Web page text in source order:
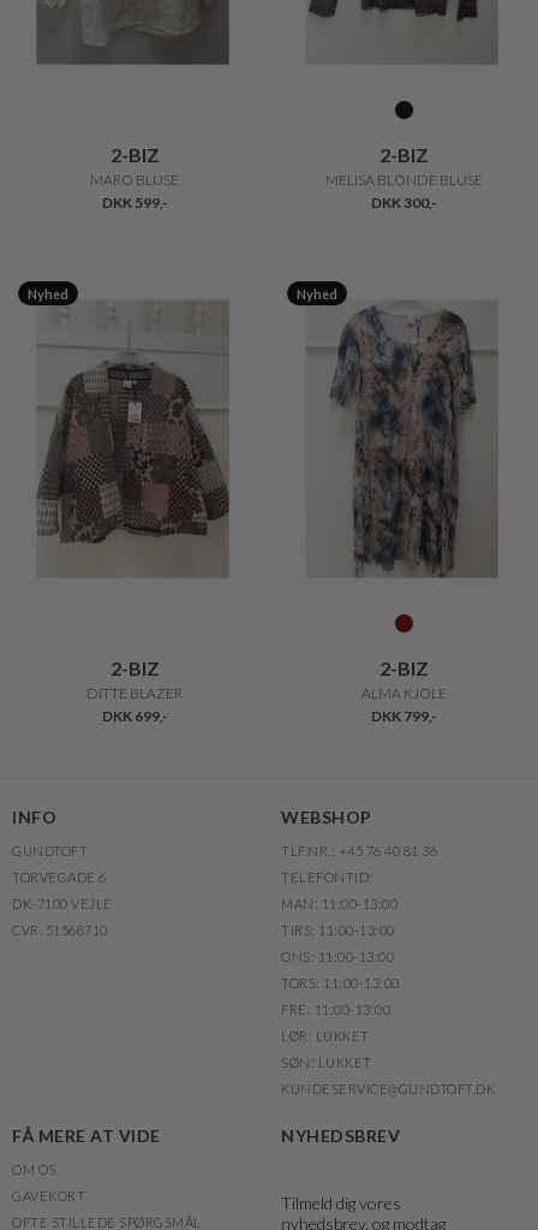
2-BIZ
MARO BLUSE
DKK 599,-
2-BIZ
MELISA BLONDE BLUSE
DKK 300,-
Nyhed
2-BIZ
DITTE BLAZER
DKK 699,-
Nyhed
2-BIZ
ALMA KJOLE
DKK 799,-
INFO
GUNDTOFT
TORVEGADE 6
DK-7100 VEJLE
CVR. 51568710
WEBSHOP
TLF.NR.: +45 76 40 81 36
TELEFONTID:
MAN: 11:00-13:00
TIRS: 11:00-13:00
ONS: 11:00-13:00
TORS: 11:00-13:00
FRE: 11:00-13:00
LØR: LUKKET
SØN: LUKKET
KUNDESERVICE@GUNDTOFT.DK
FÅ MERE AT VIDE
OM OS
GAVEKORT
OFTE STILLEDE SPØRGSMÅL
NYHEDSBREV
Tilmeld dig vores
nyhedsbrev, og modtag